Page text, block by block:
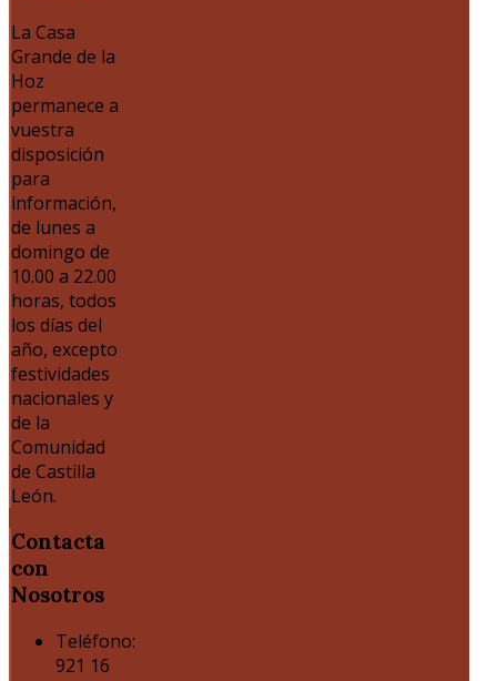
La Casa
Grande de la
Hoz
permanece a
vuestra
disposición
para
información,
de lunes a
domingo de
10.00 a 22.00
horas, todos
los días del
año, excepto
festividades
nacionales y
de la
Comunidad
de Castilla
León.
Contacta
con
Nosotros
Teléfono:
921 16